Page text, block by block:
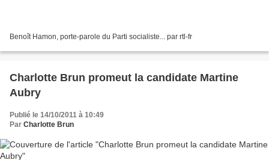
Benoît Hamon, porte-parole du Parti socialiste... par rtl-fr
Charlotte Brun promeut la candidate Martine
Aubry
Publié le 14/10/2011 à 10:49
Par Charlotte Brun